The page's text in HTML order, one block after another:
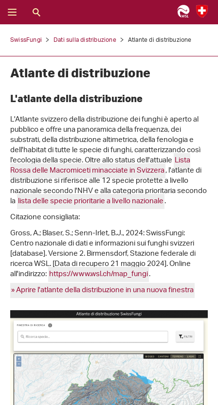
SwissFungi Dati sulla distribuzione Atlante di distribuzione
Atlante di distribuzione
L'atlante della distribuzione
L'Atlante svizzero della distribuzione dei funghi è aperto al
pubblico e offre una panoramica della frequenza, dei
substrati, della distribuzione altimetrica, della fenologia e
dell'habitat di tutte le specie di funghi, caratterizzando così
l'ecologia della specie. Oltre allo status dell'attuale Lista
Rossa delle Macromiceti minacciate in Svizzera, l'atlante di
distribuzione si riferisce alle 12 specie protette a livello
nazionale secondo l'NHV e alla categoria prioritaria secondo
la lista delle specie prioritarie a livello nazionale.
Citazione consigliata:
Gross, A.; Blaser, S.; Senn-Irlet, B.J., 2024: SwissFungi:
Centro nazionale di dati e informazioni sui funghi svizzeri
[database]. Versione 2. Birmensdorf, Stazione federale di
ricerca WSL. [Data di recupero 21 maggio 2024]. Online
all'indirizzo:https://www.wsl.ch/map_fungi.
» Aprire l'atlante della distribuzione in una nuova finestra